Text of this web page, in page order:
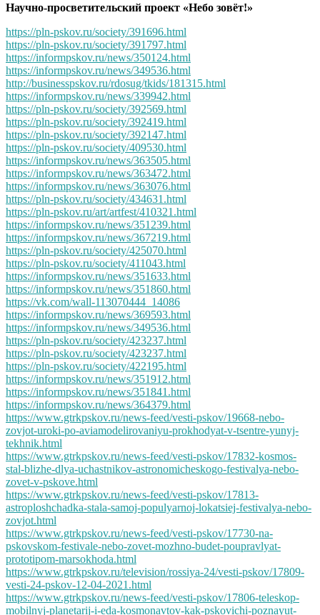
Научно-просветительский проект «Небо зовёт!»
https://pln-pskov.ru/society/391696.html
https://pln-pskov.ru/society/391797.html
https://informpskov.ru/news/350124.html
https://informpskov.ru/news/349536.html
http://businesspskov.ru/rdosug/tkids/181315.html
https://informpskov.ru/news/339942.html
https://pln-pskov.ru/society/392569.html
https://pln-pskov.ru/society/392419.html
https://pln-pskov.ru/society/392147.html
https://pln-pskov.ru/society/409530.html
https://informpskov.ru/news/363505.html
https://informpskov.ru/news/363472.html
https://informpskov.ru/news/363076.html
https://pln-pskov.ru/society/434631.html
https://pln-pskov.ru/art/artfest/410321.html
https://informpskov.ru/news/351239.html
https://informpskov.ru/news/367219.html
https://pln-pskov.ru/society/425070.html
https://pln-pskov.ru/society/411043.html
https://informpskov.ru/news/351633.html
https://informpskov.ru/news/351860.html
https://vk.com/wall-113070444_14086
https://informpskov.ru/news/369593.html
https://informpskov.ru/news/349536.html
https://pln-pskov.ru/society/423237.html
https://pln-pskov.ru/society/423237.html
https://pln-pskov.ru/society/422195.html
https://informpskov.ru/news/351912.html
https://informpskov.ru/news/351841.html
https://informpskov.ru/news/364379.html
https://www.gtrkpskov.ru/news-feed/vesti-pskov/19668-nebo-
zovjot-uroki-po-aviamodelirovaniyu-prokhodyat-v-tsentre-yunyj-
tekhnik.html
https://www.gtrkpskov.ru/news-feed/vesti-pskov/17832-kosmos-
stal-blizhe-dlya-uchastnikov-astronomicheskogo-festivalya-nebo-
zovet-v-pskove.html
https://www.gtrkpskov.ru/news-feed/vesti-pskov/17813-
astroploshchadka-stala-samoj-populyarnoj-lokatsiej-festivalya-nebo-
zovjot.html
https://www.gtrkpskov.ru/news-feed/vesti-pskov/17730-na-
pskovskom-festivale-nebo-zovet-mozhno-budet-poupravlyat-
prototipom-marsokhoda.html
https://www.gtrkpskov.ru/television/rossiya-24/vesti-pskov/17809-
vesti-24-pskov-12-04-2021.html
https://www.gtrkpskov.ru/news-feed/vesti-pskov/17806-teleskop-
mobilnyj-planetarij-i-eda-kosmonavtov-kak-pskovichi-poznayut-